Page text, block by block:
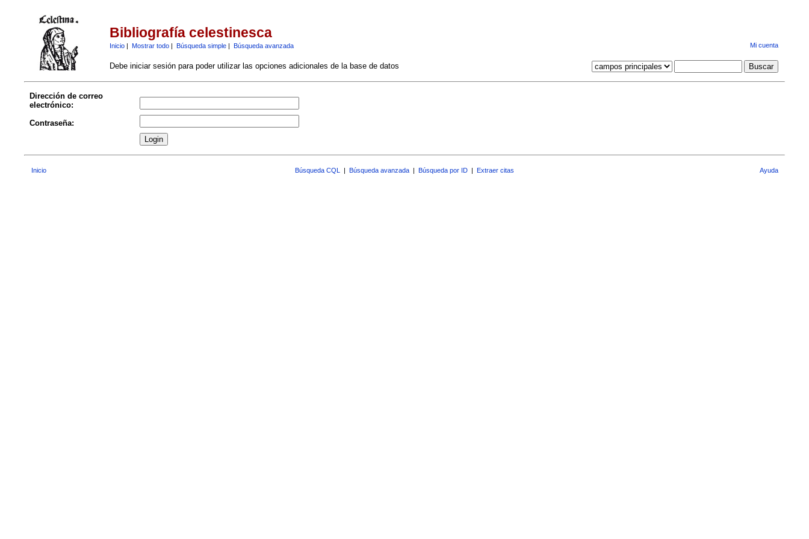
Bibliografía celestinesca
Inicio| Mostrar todo| Búsqueda simple| Búsqueda avanzada Mi cuenta
Debe iniciar sesión para poder utilizar las opciones adicionales de la base de datos
Dirección de correo
electrónico:
Contraseña:
Inicio Búsqueda CQL | Búsqueda avanzada | Búsqueda por ID | Extraer citas Ayuda